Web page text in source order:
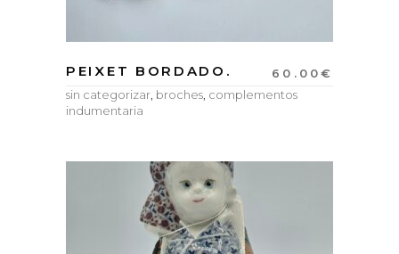
PEIXET BORDADO. 60.00€
sin categorizar, broches, complementos
indumentaria